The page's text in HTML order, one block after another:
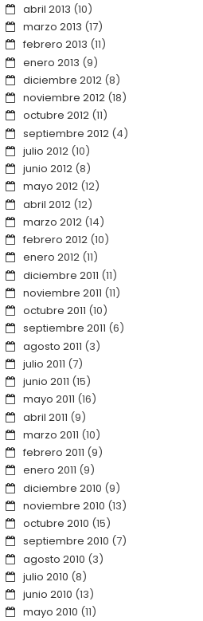
abril 2013 (10)
marzo 2013 (17)
febrero 2013 (11)
enero 2013 (9)
diciembre 2012(8)
noviembre 2012(18)
octubre 2012(11)
septiembre 2012(4)
julio 2012(10)
junio 2012(8)
mayo 2012(12)
abril 2012(12)
marzo 2012(14)
febrero 2012(10)
enero 2012(11)
diciembre 2011 (11)
noviembre 2011 (11)
octubre 2011 (10)
septiembre 2011 (6)
agosto 2011 (3)
julio 2011 (7)
junio 2011 (15)
mayo 2011 (16)
abril 2011 (9)
marzo 2011 (10)
febrero 2011 (9)
enero 2011 (9)
diciembre 2010 (9)
noviembre 2010 (13)
octubre 2010 (15)
septiembre 2010 (7)
agosto 2010 (3)
julio 2010 (8)
junio 2010 (13)
mayo 2010 (11)